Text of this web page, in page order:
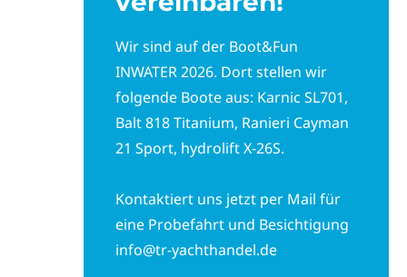
Wir sind auf der Boot&Fun
INWATER 2026. Dort stellen wir
folgende Boote aus: Karnic SL701,
Balt 818 Titanium, Ranieri Cayman
21 Sport, hydrolift X-26S.
Kontaktiert uns jetzt per Mail für
eine Probefahrt und Besichtigung
info@tr-yachthandel.de